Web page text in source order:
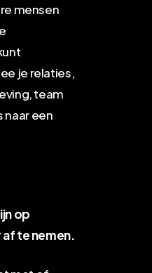
mensen
je relaties,
team
naar een
op
te nemen.